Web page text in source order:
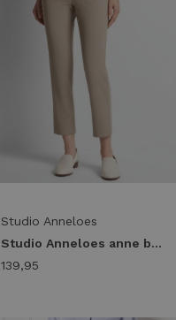
Studio Anneloes
Studio Anneloes anne bonded trousers 94819 Broek 2200 latte
139,95